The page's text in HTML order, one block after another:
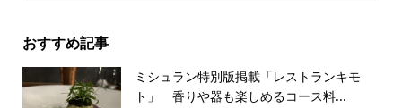
おすすめ記事
ミシュラン特別版掲載「レストランキモ
ト」 香りや器も楽しめるコース料...